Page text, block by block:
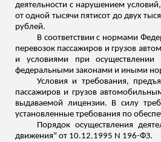
деятельности с нарушением
от одной тысячи пятисот до двух
рублей.
В соответствии с нормами
перевозок пассажиров и грузов
и условиями при осуществлении
федеральными законами и иными
Условия и требования,
пассажиров и грузов
выдаваемой лицензии. В силу
установленные требования по
Порядок осуществления
движения" от 10.12.1995 N 196-ФЗ.